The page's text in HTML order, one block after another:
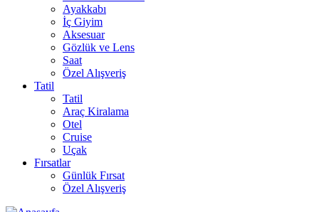
Ayakkabı
İç Giyim
Aksesuar
Gözlük ve Lens
Saat
Özel Alışveriş
Tatil
Tatil
Araç Kiralama
Otel
Cruise
Uçak
Fırsatlar
Günlük Fırsat
Özel Alışveriş